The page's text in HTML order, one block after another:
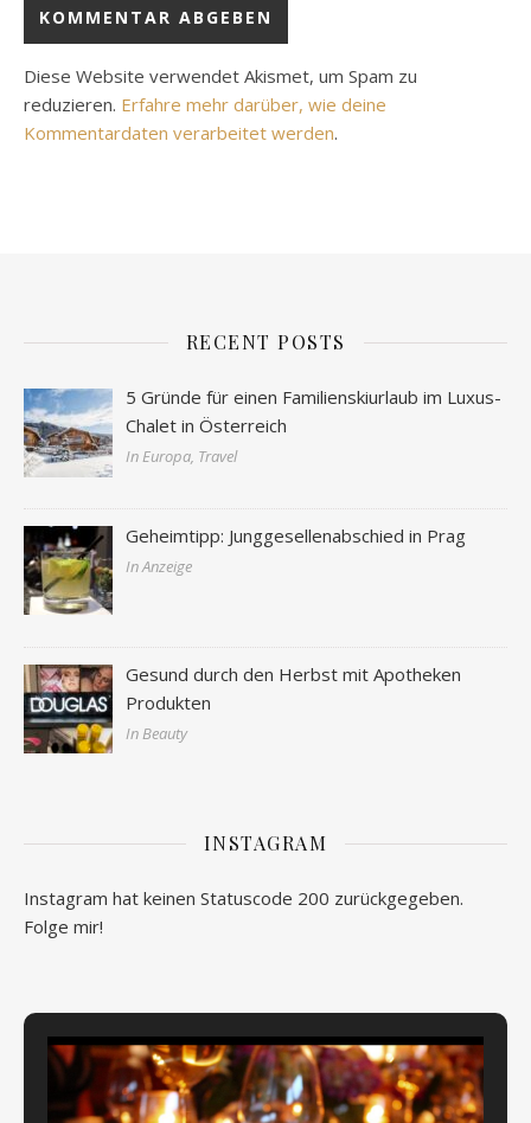
Diese Website verwendet Akismet, um Spam zu
reduzieren. Erfahre mehr darüber, wie deine
Kommentardaten verarbeitet werden.
RECENT POSTS
5 Gründe für einen Familienskiurlaub im Luxus-
Chalet in Österreich
In Europa, Travel
Geheimtipp: Junggesellenabschied in Prag
In Anzeige
Gesund durch den Herbst mit Apotheken
Produkten
In Beauty
INSTAGRAM
Instagram hat keinen Statuscode 200 zurückgegeben.
Folge mir!